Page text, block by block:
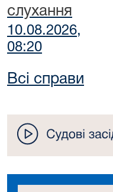
слухання
10.08.2026,
08:20
Всі справи